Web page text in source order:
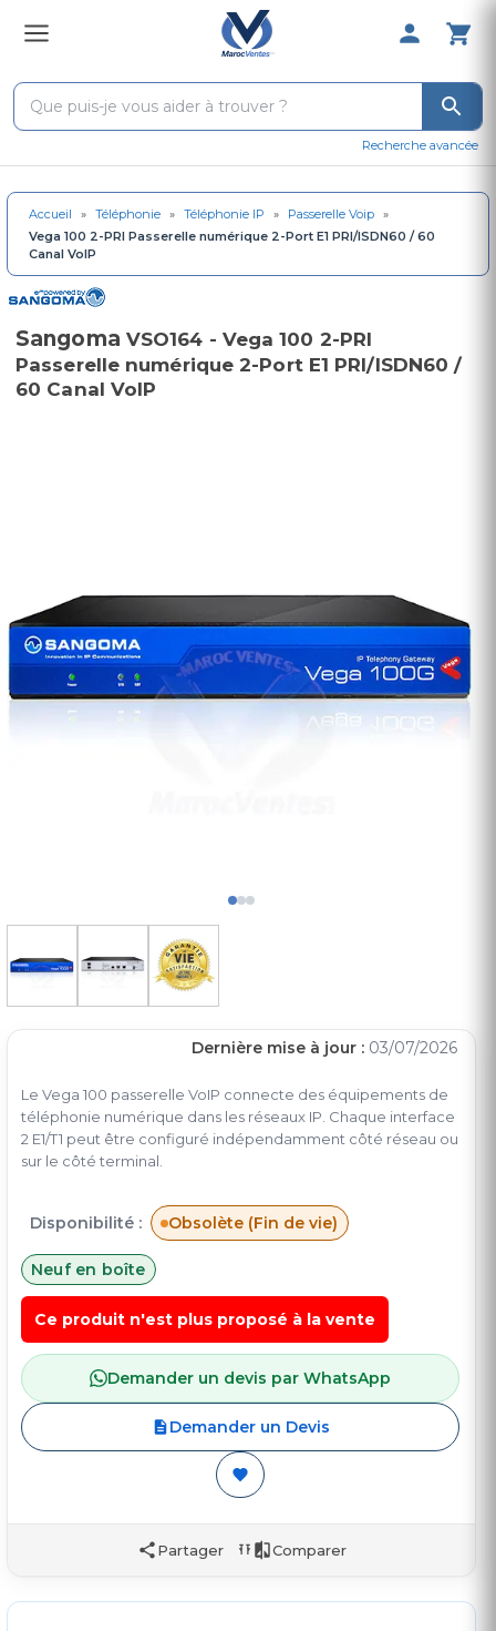
0 Produit
Recherche avancée
Accueil » Téléphonie » Téléphonie IP » Passerelle Voip »
Vega 100 2-PRI Passerelle numérique 2-Port E1 PRI/ISDN60 / 60
Canal VoIP
Sangoma VSO164 - Vega 100 2-PRI
Passerelle numérique 2-Port E1 PRI/ISDN60 /
60 Canal VoIP
Le Vega 100 passerelle VoIP connecte des équipements de
téléphonie numérique dans les réseaux IP. Chaque interface
2 E1/T1 peut être configuré indépendamment côté réseau ou
sur le côté terminal.
Disponibilité : Obsolète (Fin de vie)
Dernière mise à jour : 03/07/2026
Neuf en boîte
Ce produit n'est plus proposé à la vente
Demander un devis par WhatsApp
Demander un Devis
Partager Comparer